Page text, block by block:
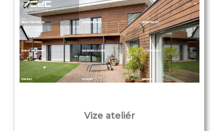
Vize ateliér